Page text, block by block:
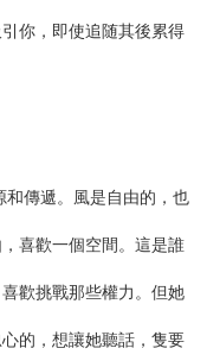
你，即使追随其後累得
傳遞。風是自由的，也
喜歡一個空間。這是誰
歡挑戰那些權力。但她
的，想讓她聽話，隻要